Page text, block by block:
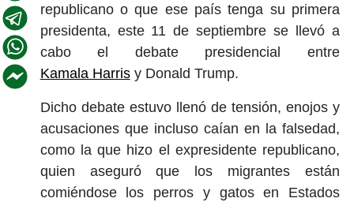
republicano o que ese país tenga su primera
presidenta, este 11 de septiembre se llevó a
cabo el debate presidencialentre
Kamala Harrisy Donald Trump.
Dicho debate estuvo llenó de tensión, enojos y
acusaciones que incluso caían en la falsedad,
como la que hizo el expresidente republicano,
quien aseguró que los migrantes están
comiéndose los perros y gatos en Estados